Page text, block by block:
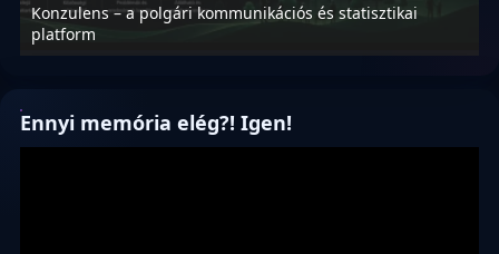
Konzulens – a polgári kommunikációs és statisztikai
platform
Ennyi memória elég?! Igen!